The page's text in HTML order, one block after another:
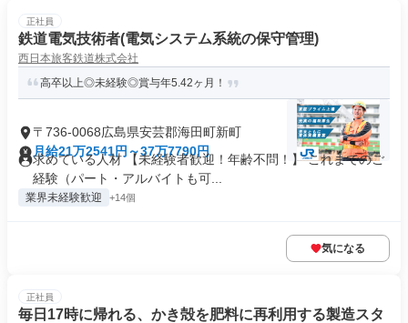
正社員
鉄道電気技術者(電気システム系統の保守管理)
西日本旅客鉄道株式会社
高卒以上◎未経験◎賞与年5.42ヶ月！
〒736-0068広島県安芸郡海田町新町
月給21万2541円～37万7790円
求めている人材 【未経験者歓迎！年齢不問！】 これまでのご
経験（パート・アルバイトも可...
業界未経験歓迎 +14個
気になる
正社員
毎日17時に帰れる、かき殻を肥料に再利用する製造スタ